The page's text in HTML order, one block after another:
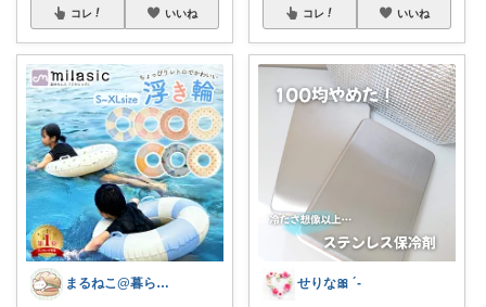
コレ いいね
まるねこ@暮らしと子育て🐈️🌸
コレ いいね
せりな🎀 ´-